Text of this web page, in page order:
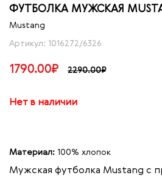
ФУТБОЛКА МУЖСКАЯ
Mustang
Артикул: 1016272/6326
1790.00₽ 2290.00₽
Нет в наличии
Материал: 100% хлопок
Мужская футболка Mustang с